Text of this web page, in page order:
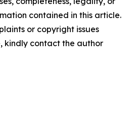
contained in this article.
or copyright issues
kindly contact the author